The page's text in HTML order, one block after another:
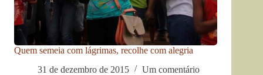
Quem semeia com lágrimas, recolhe com alegria
31 de dezembro de 2015
Um comentário